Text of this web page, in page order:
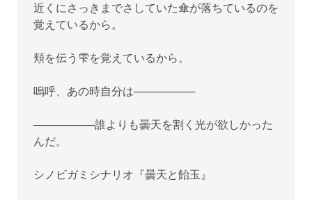
近くにさっきまでさしていた傘が落ちているのを
覚えているから。
頬を伝う雫を覚えているから。
嗚呼、あの時自分は────────
────────誰よりも曇天を割く光が欲しかった
んだ。
シノビガミシナリオ『曇天と飴玉』